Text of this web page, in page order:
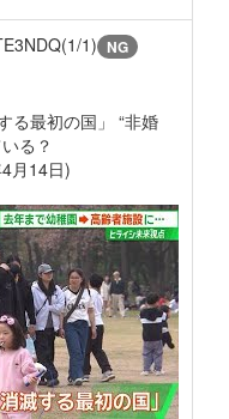
1) NG
る最初の国」 “非婚
る？
月14日)